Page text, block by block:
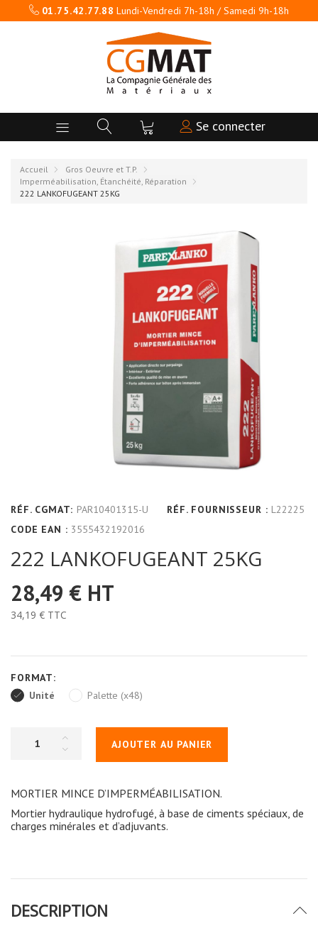
01.75.42.77.88 Lundi-Vendredi 7h-18h / Samedi 9h-18h
Se connecter
Accueil
Gros Oeuvre et T.P.
Imperméabilisation, Étanchéité, Réparation
222 LANKOFUGEANT 25KG
RÉF. CGMAT: PAR10401315-U RÉF. FOURNISSEUR : L22225
CODE EAN : 3555432192016
222 LANKOFUGEANT 25KG
28,49 € HT
34,19 € TTC
FORMAT:
Unité
Palette (x48)
AJOUTER AU PANIER
MORTIER MINCE D’IMPERMÉABILISATION.
Mortier hydraulique hydrofugé, à base de ciments spéciaux, de
charges minérales et d’adjuvants.
DESCRIPTION